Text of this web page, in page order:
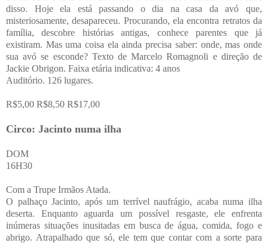
disso. Hoje ela está passando o dia na casa da avó que,
misteriosamente, desapareceu. Procurando, ela encontra retratos da
família, descobre histórias antigas, conhece parentes que já
existiram. Mas uma coisa ela ainda precisa saber: onde, mas onde
sua avó se esconde? Texto de Marcelo Romagnoli e direção de
Jackie Obrigon. Faixa etária indicativa: 4 anos
Auditório. 126 lugares.
R$5,00 R$8,50 R$17,00
Circo: Jacinto numa ilha
DOM
16H30
Com a Trupe Irmãos Atada.
O palhaço Jacinto, após um terrível naufrágio, acaba numa ilha
deserta. Enquanto aguarda um possível resgaste, ele enfrenta
inúmeras situações inusitadas em busca de água, comida, fogo e
abrigo. Atrapalhado que só, ele tem que contar com a sorte para